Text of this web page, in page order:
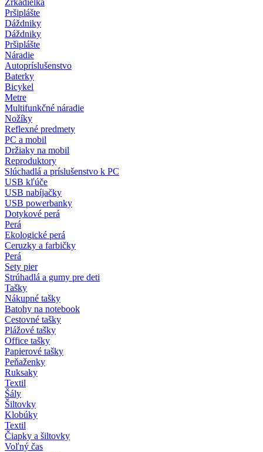
Zrkadielka
Pršiplášte
Dáždniky
Dáždniky
Pršiplášte
Náradie
Autopríslušenstvo
Baterky
Bicykel
Metre
Multifunkčné náradie
Nožíky
Reflexné predmety
PC a mobil
Držiaky na mobil
Reproduktory
Slúchadlá a príslušenstvo k PC
USB kľúče
USB nabíjačky
USB powerbanky
Dotykové perá
Perá
Ekologické perá
Ceruzky a farbičky
Perá
Sety pier
Strúhadlá a gumy pre deti
Tašky
Nákupné tašky
Batohy na notebook
Cestovné tašky
Plážové tašky
Office tašky
Papierové tašky
Peňaženky
Ruksaky
Textil
Šály
Šiltovky
Klobúky
Textil
Čiapky a šiltovky
Voľný čas